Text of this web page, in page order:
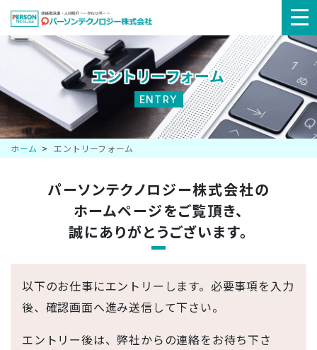
エントリーフォーム
ENTRY
ホーム エントリーフォーム
パーソンテクノロジー株式会社の
ホームページをご覧頂き、
誠にありがとうございます。
以下のお仕事にエントリーします。必要事項を入力
後、確認画面へ進み送信して下さい。
エントリー後は、弊社からの連絡をお待ち下さ
メ
ュ
ー